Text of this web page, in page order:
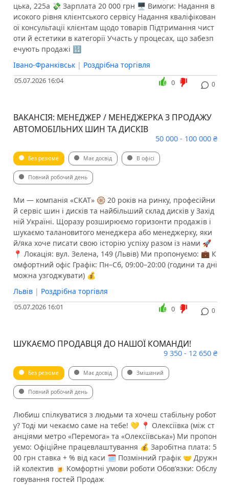
цька, 225а 💸 Зарплата 20 000 грн 🖥 Вимоги: Надання в
исокого рівня клієнтського сервісу Надання кваліфікован
ої консультації клієнтам щодо товарів Підтримання чист
оти й естетики в категорії Участь у процесах, що забезп
ечують продажі 🔢
Івано-Франківськ | Роздрібна торгівля
05.07.2026 16:04 0
0
ВАКАНСІЯ: МЕНЕДЖЕР / МЕНЕДЖЕРКА З ПРОДАЖУ
АВТОМОБІЛЬНИХ ШИН ТА ДИСКІВ
50 000 - 100 000 ₴
Без резюме Має досвід В офісі
Повний робочий день
Ми — компанія «СКАТ» 🛞 20 років на ринку, професійни
й сервіс шин і дисків та найбільший склад дисків у Захід
ній Україні. Щоразу розширюємо горизонти продажів і
шукаємо талановитого менеджера або менеджерку, яки
й/яка хоче писати свою історію успіху разом із нами 🚀
📍 Локація: вул. Зелена, 149 (Львів) Ми пропонуємо: 💼 К
омфортний офіс Графік: Пн–Сб, 09:00–20:00 (години та дні
можна узгоджувати) 💰
Львів | Роздрібна торгівля
05.07.2026 16:01 0
0
ШУКАЄМО ПРОДАВЦЯ ДО НАШОЇ КОМАНДИ!
9 350 - 12 650 ₴
Без резюме Має досвід Змішаний
Повний робочий день
Любиш спілкуватися з людьми та хочеш стабільну робот
у? Тоді ми чекаємо саме на тебе! 💛 📍 Олексіївка (між ст
анціями метро «Перемога» та «Олексіївська») Ми пропон
уємо: Офіційне працевлаштування 💰 Заробітна плата: 5
00 грн ставка + % від каси 🗓 Позмінний графік 🤝 Дружн
ій колектив 🍺 Комфортні умови роботи Обов’язки: Обслу
говування гостей Продаж